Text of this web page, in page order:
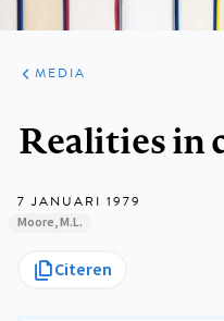
ARTIKELEN
VARIA
MEDIA
Realities in
7 JANUARI 1979
Moore, M.L.
Citeren